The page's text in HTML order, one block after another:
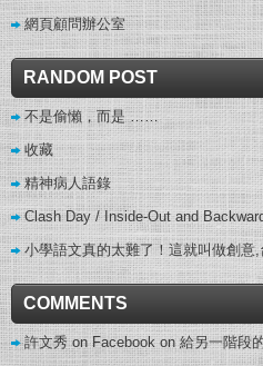
網頁顧問辦公室
RANDOM POST
不是偷懶，而是 ……
收藏
精神病人語錄
Clash Day / Inside-Out and
小學語文真的太難了！這就叫做創意
COMMENTS
許文秀 on Facebookon給另一階段